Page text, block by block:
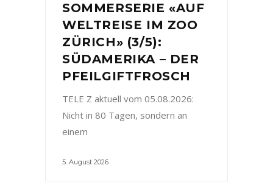
SOMMERSERIE «AUF
WELTREISE IM ZOO
ZÜRICH» (3/5):
SÜDAMERIKA – DER
PFEILGIFTFROSCH
TELE Z aktuell vom 05.08.2026:
Nicht in 80 Tagen, sondern an
einem
5. August 2026